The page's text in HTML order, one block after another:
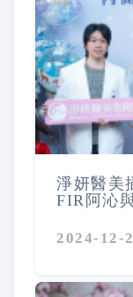
淨妍醫美
FIR阿沁
2024-12-